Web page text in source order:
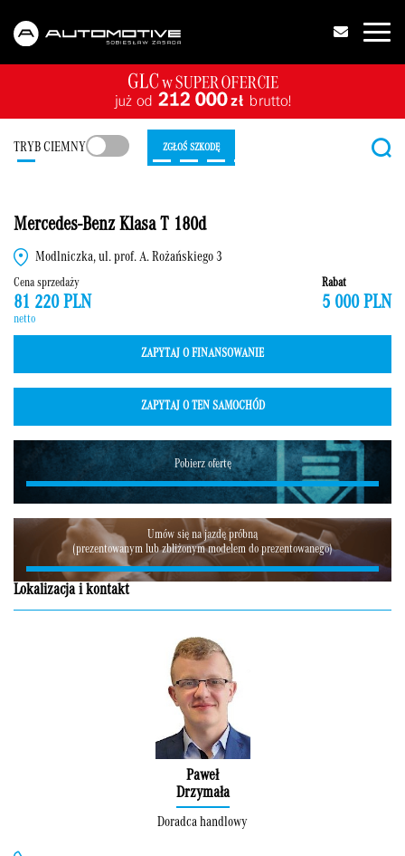
TRYB CIEMNY ZGŁOŚ SZKODĘ
Mercedes-Benz Klasa T 180d
Modlniczka, ul. prof. A. Rożańskiego 3
Cena sprzedaży
81 220 PLN
netto
Rabat
5 000 PLN
ZAPYTAJ O FINANSOWANIE
ZAPYTAJ O TEN SAMOCHÓD
Pobierz ofertę
Umów się na jazdę próbną
(prezentowanym lub zbliżonym modelem do prezentowanego)
Lokalizacja i kontakt
Paweł
Drzymała
Doradca handlowy